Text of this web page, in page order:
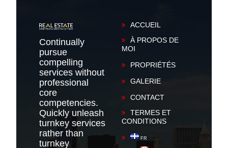
Continually
pursue
compelling
services without
professional
core
competencies.
Quickly unleash
turnkey services
rather than
turnkey
ACCUEIL
À PROPOS DE
MOI
PROPRIÉTÉS
GALERIE
CONTACT
TERMES ET
CONDITIONS
FR